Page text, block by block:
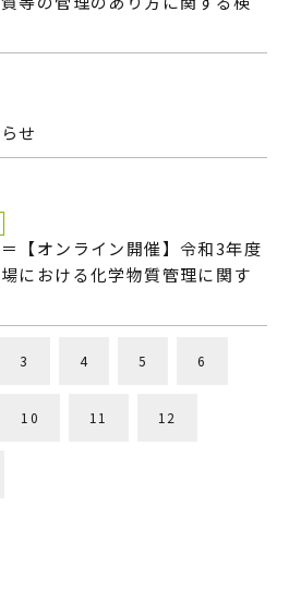
せ
【オンライン開催】令和3年度
における化学物質管理に関す
3 4 5 6
10 11 12